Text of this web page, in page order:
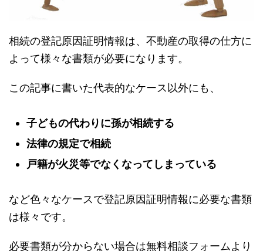
相続の登記原因証明情報は、不動産の取得の仕方に
よって様々な書類が必要になります。
この記事に書いた代表的なケース以外にも、
子どもの代わりに孫が相続する
法律の規定で相続
戸籍が火災等でなくなってしまっている
など色々なケースで登記原因証明情報に必要な書類
は様々です。
必要書類が分からない場合は無料相談フォームより